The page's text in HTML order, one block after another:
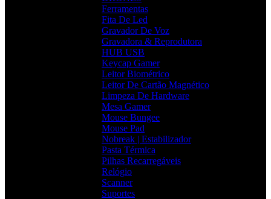
Ferramentas
Fita De Led
Gravador De Voz
Gravadora & Reprodutora
HUB USB
Keycap Gamer
Leitor Biométrico
Leitor De Cartão Magnético
Limpeza De Hardware
Mesa Gamer
Mouse Bungee
Mouse Pad
Nobreak | Estabilizador
Pasta Térmica
Pilhas Recarregáveis
Relógio
Scanner
Suportes